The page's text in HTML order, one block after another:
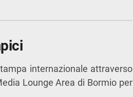
internazionale attraverso
Lounge Area di Bormio per